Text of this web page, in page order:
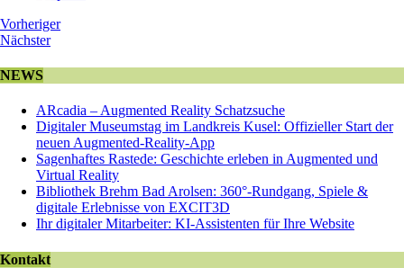
Vorheriger
Nächster
NEWS
ARcadia – Augmented Reality Schatzsuche
Digitaler Museumstag im Landkreis Kusel: Offizieller Start der
neuen Augmented-Reality-App
Sagenhaftes Rastede: Geschichte erleben in Augmented und
Virtual Reality
Bibliothek Brehm Bad Arolsen: 360°-Rundgang, Spiele &
digitale Erlebnisse von EXCIT3D
Ihr digitaler Mitarbeiter: KI-Assistenten für Ihre Website
Kontakt